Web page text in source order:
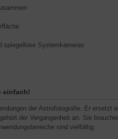
spiegellose Systemkameras
einfach!
der Astrofotografie. Er ersetzt
der Vergangenheit an. Sie
sind vielfältig: